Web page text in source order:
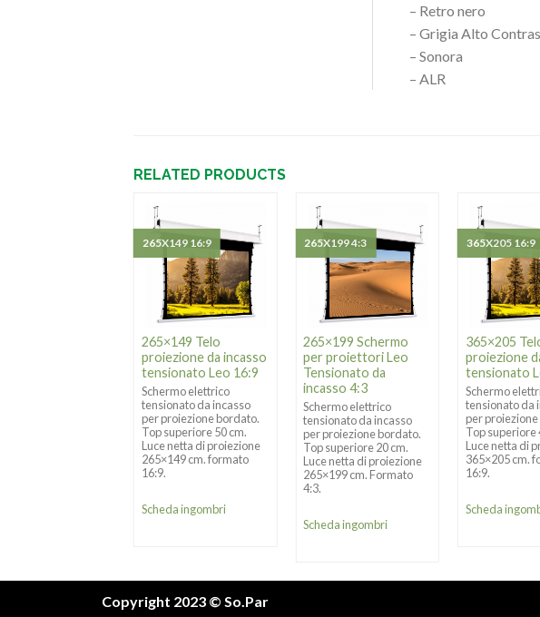
– Retro nero
– Grigia Alto
– Sonora
– ALR
RELATED PRODUCTS
265×149 Telo
proiezione da incasso
tensionato Leo 16:9
Schermo elettrico
tensionato da incasso
per proiezione bordato.
Top superiore 50 cm.
Luce netta di proiezione
265×149 cm. formato
16:9.
Scheda ingombri
265X149 16:9
265×199 Schermo
per proiettori Leo
Tensionato da
incasso 4:3
Schermo elettrico
tensionato da incasso
per proiezione bordato.
Top superiore 20 cm.
Luce netta di proiezione
265×199 cm. Formato
4:3.
Scheda ingombri
265X199 4:3
365×205
proiezione
tensionato
Schermo
tensionato da
per
Top superiore
Luce netta di
365×205 cm.
16:9.
Scheda
365X205 16:9
Copyright 2023 © So.Par